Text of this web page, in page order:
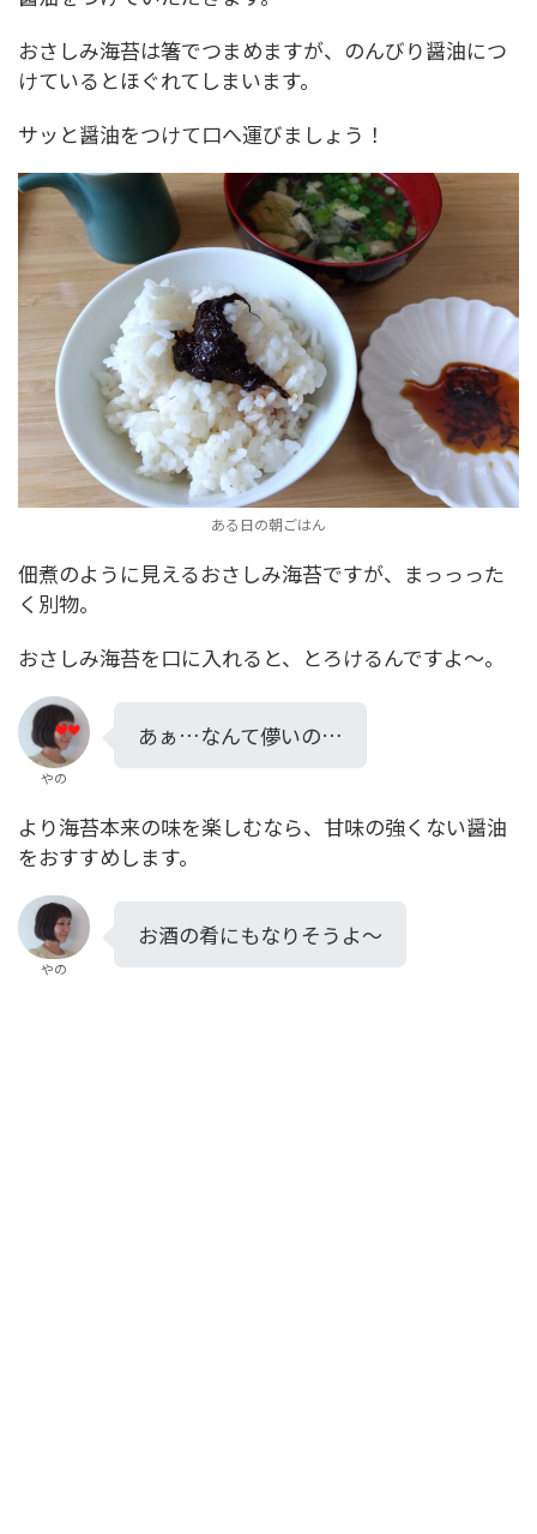
おさしみ海苔は箸でつまめますが、のんびり醤油につ
けているとほぐれてしまいます。
サッと醤油をつけて口へ運びましょう！
ある日の朝ごはん
佃煮のように見えるおさしみ海苔ですが、まっっった
く別物。
おさしみ海苔を口に入れると、とろけるんですよ～。
やの
あぁ…なんて儚いの…
より海苔本来の味を楽しむなら、甘味の強くない醤油
をおすすめします。
やの
お酒の肴にもなりそうよ～